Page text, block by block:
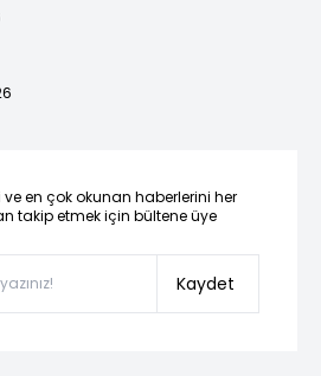
en çok okunan haberlerini her
takip etmek için bültene üye
Kaydet